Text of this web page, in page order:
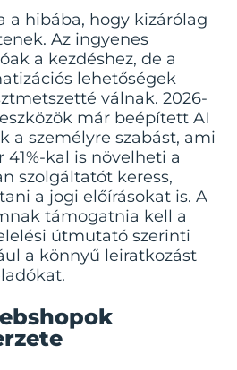
a hibába, hogy kizárólag
Az ingyenes
a kezdéshez, de a
lehetőségek
válnak. 2026-
már beépített AI
a személyre szabást, ami
kal is növelheti a
szolgáltatót keress,
a jogi előírásokat is. A
támogatnia kell a
útmutató szerinti
a könnyű leiratkozást